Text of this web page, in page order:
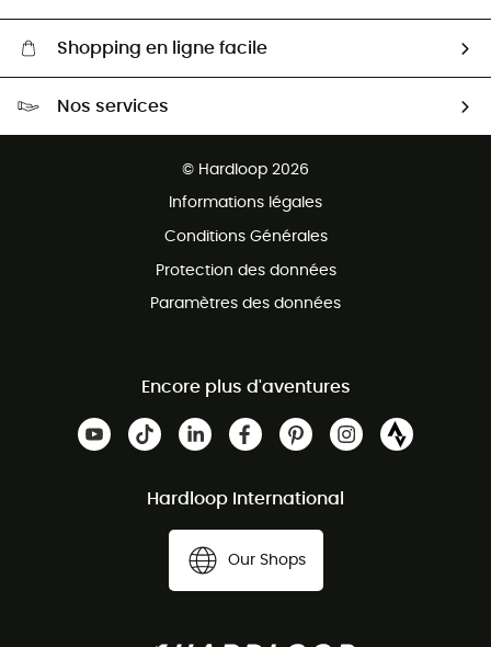
Shopping en ligne facile
Nos services
© Hardloop 2026
Informations légales
Conditions Générales
Protection des données
Paramètres des données
Encore plus d'aventures
Hardloop International
Our Shops